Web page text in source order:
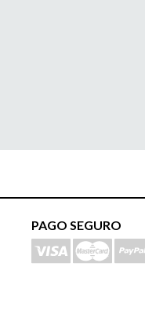
PAGO SEGURO